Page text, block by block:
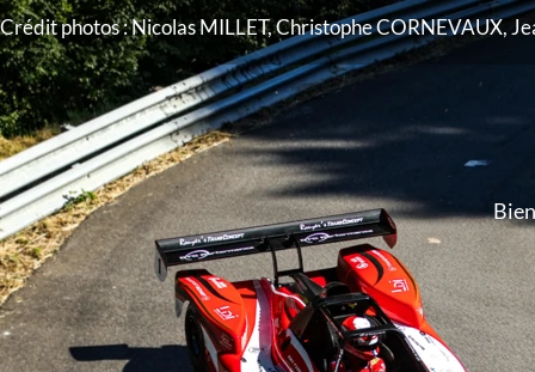
Crédit photos : Nicolas MILLET, Christophe CORNEVAUX,